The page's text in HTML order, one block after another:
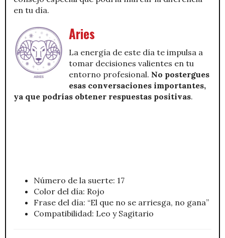
en tu día.
Aries
La energía de este día te impulsa a
tomar decisiones valientes en tu
entorno profesional. No postergues
esas conversaciones importantes,
ya que podrías obtener respuestas positivas.
Número de la suerte: 17
Color del día: Rojo
Frase del día: “El que no se arriesga, no gana”
Compatibilidad: Leo y Sagitario